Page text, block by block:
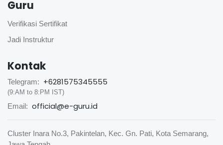
Guru
Verifikasi Sertifikat
Jadi Instruktur
Kontak
Telegram: +6281575345555
(9:AM to 8:PM IST)
Email: official@e-guru.id
Cluster Inara No.3, Pakintelan, Kec. Gn. Pati, Kota Semarang,